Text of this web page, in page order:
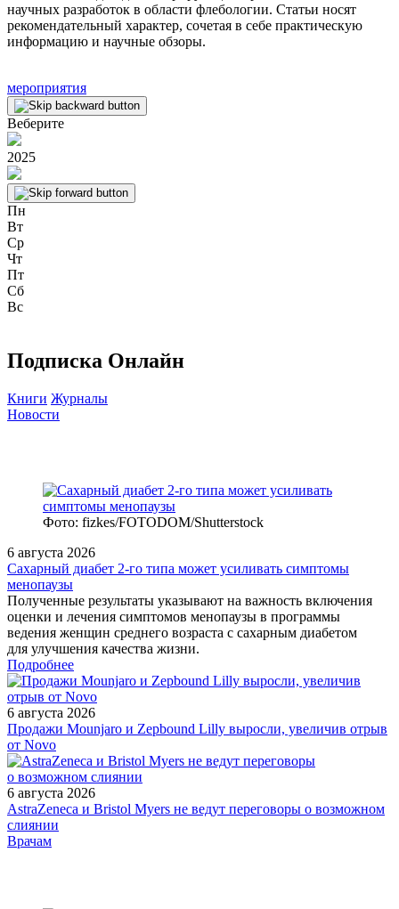
научных разработок в области флебологии. Статьи носят
рекомендательный характер, сочетая в себе практическую
информацию и научные обзоры.
мероприятия
Веберите
2025
Пн
Вт
Ср
Чт
Пт
Сб
Вс
Подписка Онлайн
Книги Журналы
Новости
Фото: fizkes/FOTODOM/Shutterstock
6 августа 2026
Сахарный диабет 2‑го типа может усиливать симптомы
менопаузы
Полученные результаты указывают на важность включения
оценки и лечения симптомов менопаузы в программы
ведения женщин среднего возраста с сахарным диабетом
для улучшения качества жизни.
Подробнее
6 августа 2026
Продажи Mounjaro и Zepbound Lilly выросли, увеличив отрыв
от Novo
6 августа 2026
AstraZeneca и Bristol Myers не ведут переговоры о возможном
слиянии
/doctor/flebology/
Врачам